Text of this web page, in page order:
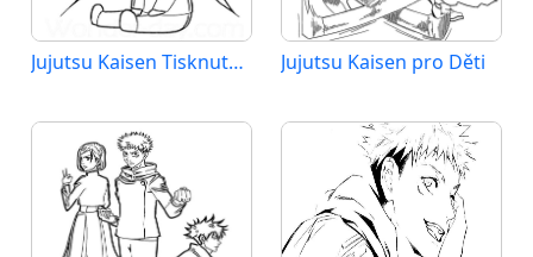
Jujutsu Kaisen Tisknutelná Jujutsu Kaisen pro Děti